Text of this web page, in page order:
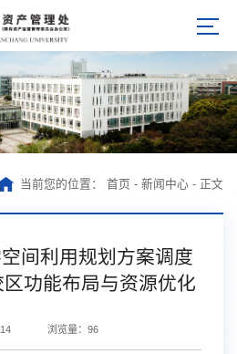
当前您的位置： 首页 - 新闻中心 - 正文
间利用规划方案调度
功能布局与资源优化
浏览量： 96